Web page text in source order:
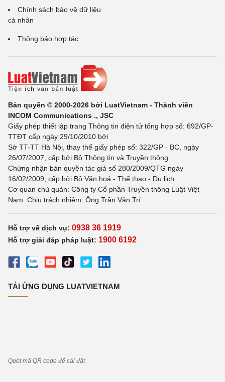
Chính sách bảo vệ dữ liệu
cá nhân
Thông báo hợp tác
Bản quyền © 2000-2026 bởi LuatVietnam - Thành viên
INCOM Communications ., JSC
Giấy phép thiết lập trang Thông tin điện tử tổng hợp số: 692/GP-
TTĐT cấp ngày 29/10/2010 bởi
Sở TT-TT Hà Nội, thay thế giấy phép số: 322/GP - BC, ngày
26/07/2007, cấp bởi Bộ Thông tin và Truyền thông
Chứng nhận bản quyền tác giả số 280/2009/QTG ngày
16/02/2009, cấp bởi Bộ Văn hoá - Thể thao - Du lịch
Cơ quan chủ quản: Công ty Cổ phần Truyền thông Luật Việt
Nam. Chịu trách nhiệm: Ông Trần Văn Trí
Hỗ trợ về dịch vụ: 0938 36 1919
Hỗ trợ giải đáp pháp luật: 1900 6192
TẢI ỨNG DỤNG LUATVIETNAM
Quét mã QR code để cài đặt